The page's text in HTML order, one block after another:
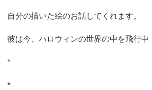
自分の描いた絵のお話してくれます。
彼は今、ハロウィンの世界の中を飛行中
*
*